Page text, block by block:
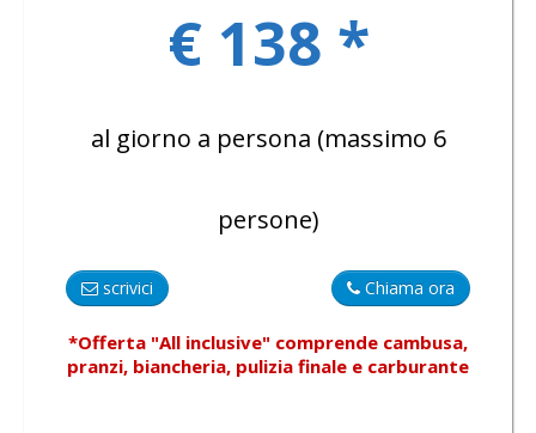
€ 138 *
al giorno a persona (massimo 6
persone)
Chiama ora
scrivici
*Offerta "All inclusive" comprende cambusa,
pranzi, biancheria, pulizia finale e carburante